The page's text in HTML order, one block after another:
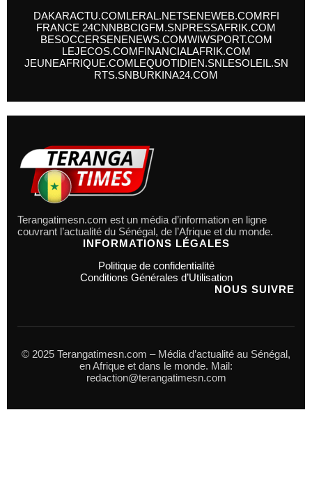
DAKARACTU.COMLERAL.NETSENEWEB.COMRFI
FRANCE 24CNNBBCIGFM.SNPRESSAFRIK.COM
BESOCCERSENENEWS.COMWIWSPORT.COM
LEJECOS.COMFINANCIALAFRIK.COM
JEUNEAFRIQUE.COMLEQUOTIDIEN.SNLESOLEIL.SN
RTS.SNBURKINA24.COM
Terangatimesn.com est un média d’information en ligne
couvrant l’actualité du Sénégal, de l’Afrique et du monde.
INFORMATIONS LÉGALES
Politique de confidentialité
Conditions Générales d’Utilisation
NOUS SUIVRE
© 2025 Terangatimesn.com – Média d’actualité au Sénégal,
en Afrique et dans le monde. Mail:
redaction@terangatimesn.com